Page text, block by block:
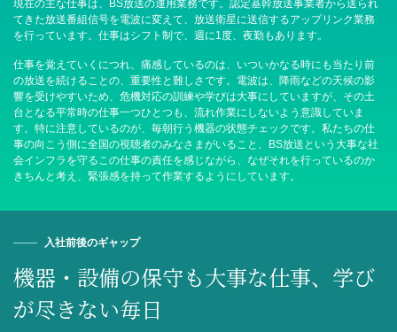
現在の主な仕事は、BS放送の運用業務です。認定基幹放送事業者から送られ
てきた放送番組信号を電波に変えて、放送衛星に送信するアップリンク業務
を行っています。仕事はシフト制で、週に1度、夜勤もあります。
仕事を覚えていくにつれ、痛感しているのは、いついかなる時にも当たり前
の放送を続けることの、重要性と難しさです。電波は、降雨などの天候の影
響を受けやすいため、危機対応の訓練や学びは大事にしていますが、その土
台となる平常時の仕事一つひとつも、流れ作業にしないよう意識していま
す。特に注意しているのが、毎朝行う機器の状態チェックです。私たちの仕
事の向こう側に全国の視聴者のみなさまがいること、BS放送という大事な社
会インフラを守るこの仕事の責任を感じながら、なぜそれを行っているのか
きちんと考え、緊張感を持って作業するようにしています。
入社前後のギャップ
機器・設備の保守も大事な仕事、 学び
が尽きない毎日